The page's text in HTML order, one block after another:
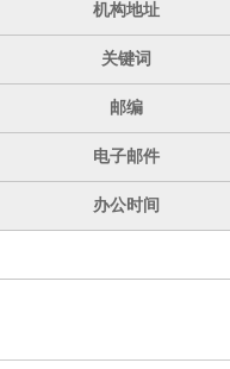
机构地址
关键词
邮编
电子邮件
办公时间